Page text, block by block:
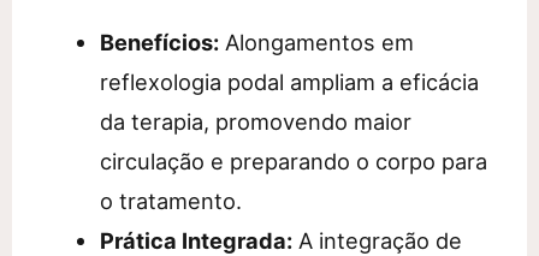
Benefícios:Alongamentos em
reflexologia podal ampliam a eficácia
da terapia, promovendo maior
circulação e preparando o corpo para
o tratamento.
Prática Integrada:A integração de